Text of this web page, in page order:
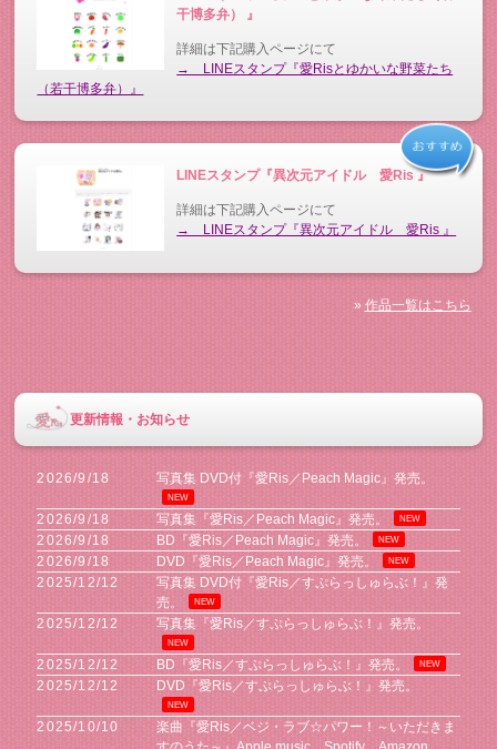
干博多弁） 』
詳細は下記購入ページにて
→ LINEスタンプ『愛Risとゆかいな野菜たち
（若干博多弁）』
LINEスタンプ『異次元アイドル 愛Ris 』
詳細は下記購入ページにて
→ LINEスタンプ『異次元アイドル 愛Ris 』
» 作品一覧はこちら
更新情報・お知らせ
2026/9/18 写真集 DVD付『愛Ris／Peach Magic』発売。
NEW
2026/9/18 写真集『愛Ris／Peach Magic』発売。 NEW
2026/9/18 BD『愛Ris／Peach Magic』発売。 NEW
2026/9/18 DVD『愛Ris／Peach Magic』発売。 NEW
2025/12/12
写真集 DVD付『愛Ris／すぷらっしゅらぶ！』発
売。
NEW
2025/12/12 写真集『愛Ris／すぷらっしゅらぶ！』発売。
NEW
2025/12/12 BD『愛Ris／すぷらっしゅらぶ！』発売。 NEW
2025/12/12 DVD『愛Ris／すぷらっしゅらぶ！』発売。
NEW
2025/10/10
楽曲『愛Ris／ベジ・ラブ☆パワー！～いただきま